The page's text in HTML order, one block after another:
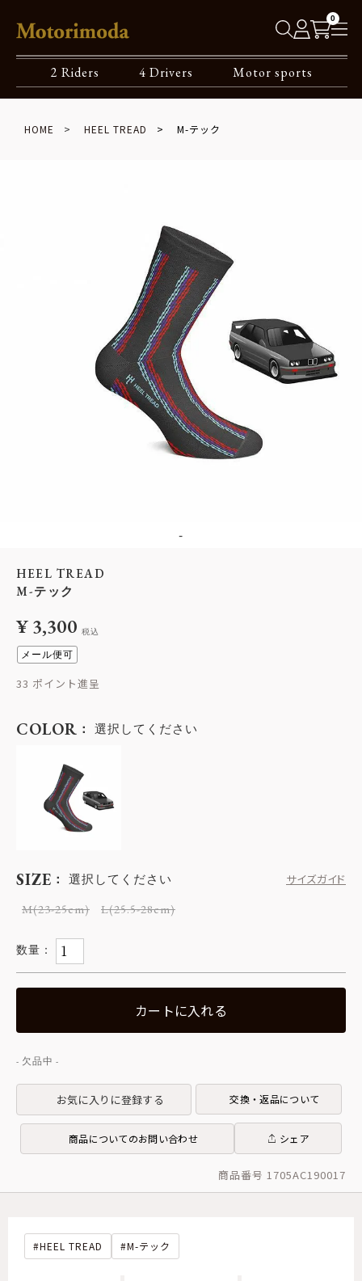
0
2 Riders 4 Drivers Motor sports
HOME HEEL TREAD M-テック
-
HEEL TREAD
M-テック
¥3,300 税込
メール便可
33
SIZE 選択してください
サイズガイド
M(23-25cm)
L(25.5-28cm)
COLOR 選択してください
カートに入れる
お気に入りに登録する 交換・返品について
商品についてのお問い合わせ シェア
商品番号 1705AC190017
HEEL TREAD M-テック